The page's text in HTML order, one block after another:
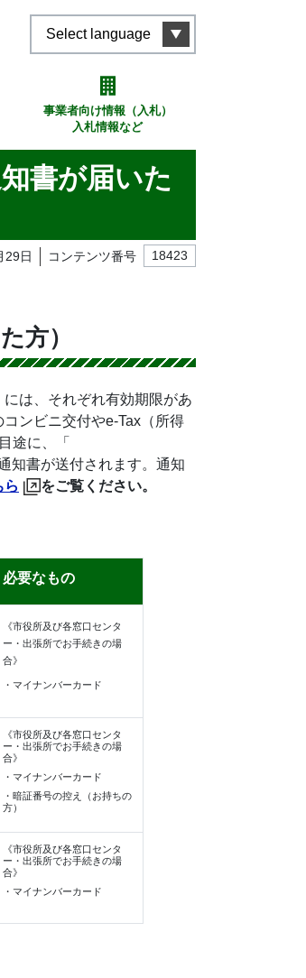
Select language
事業者向け情報（入札）
入札情報など
書が届いた
29日 コンテンツ番号 18423
方）
は、それぞれ有効期限があ
ンビニ交付やe-Tax（所得
途に、「
知書が送付されます。通知
ら をご覧ください。
必要なもの
《市役所及び各窓口センタ
ー・出張所でお手続きの場
合》
・マイナンバーカード
《市役所及び各窓口センタ
ー・出張所でお手続きの場
合》
・マイナンバーカード
・暗証番号の控え（お持ちの
方）
《市役所及び各窓口センタ
ー・出張所でお手続きの場
合》
・マイナンバーカード